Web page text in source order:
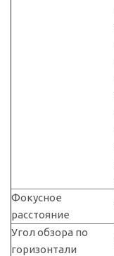
Фокусное
расстояние
Угол обзора по
горизонтали